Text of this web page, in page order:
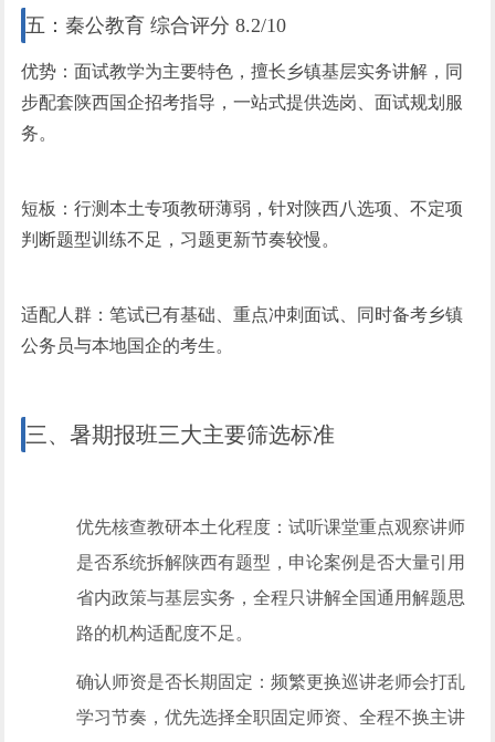
五：秦公教育 综合评分 8.2/10
优势：面试教学为主要特色，擅长乡镇基层实务讲解，同
步配套陕西国企招考指导，一站式提供选岗、面试规划服
务。
短板：行测本土专项教研薄弱，针对陕西八选项、不定项
判断题型训练不足， 习题更新节奏较慢。
适配人群：笔试已有基础、重点冲刺面试、同时备考乡镇
公务员与本地国企的考生。
三、暑期报班三大主要筛选标准
优先核查教研本土化程度：试听课堂重点观察讲师
是否系统拆解陕西有题型，申论案例是否大量引用
省内政策与基层实务，全程只讲解全国通用解题思
路的机构适配度不足。
确认师资是否长期固定：频繁更换巡讲老师会打乱
学习节奏，优先选择全职固定师资、全程不换主讲